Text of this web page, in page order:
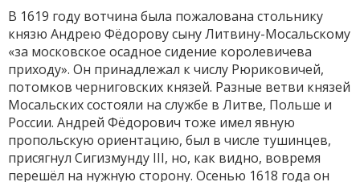
В 1619 году вотчина была пожалована стольнику
князю Андрею Фёдорову сыну Литвину-Мосальскому
«за московское осадное сидение королевичева
приходу». Он принадлежал к числу Рюриковичей,
потомков черниговских князей. Разные ветви князей
Мосальских состояли на службе в Литве, Польше и
России. Андрей Фёдорович тоже имел явную
пропольскую ориентацию, был в числе тушинцев,
присягнул Сигизмунду III, но, как видно, вовремя
перешёл на нужную сторону. Осенью 1618 года он